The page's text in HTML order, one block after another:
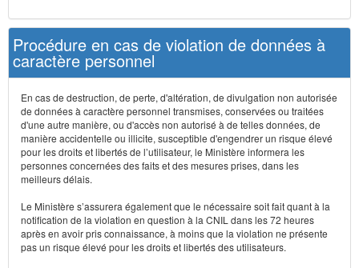
Procédure en cas de violation de données à
caractère personnel
En cas de destruction, de perte, d'altération, de divulgation non autorisée
de données à caractère personnel transmises, conservées ou traitées
d'une autre manière, ou d'accès non autorisé à de telles données, de
manière accidentelle ou illicite, susceptible d'engendrer un risque élevé
pour les droits et libertés de l’utilisateur, le Ministère informera les
personnes concernées des faits et des mesures prises, dans les
meilleurs délais.
Le Ministère s’assurera également que le nécessaire soit fait quant à la
notification de la violation en question à la CNIL dans les 72 heures
après en avoir pris connaissance, à moins que la violation ne présente
pas un risque élevé pour les droits et libertés des utilisateurs.